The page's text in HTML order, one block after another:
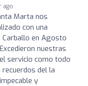
ago
Marta nos
con una
Carballo en Agosto
nuestras
servicio como todo
del la
y